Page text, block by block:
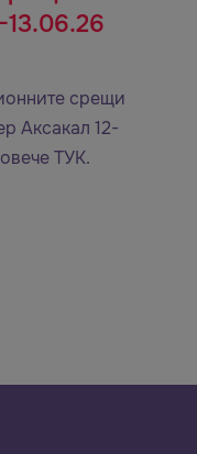
срещи
Аксакал 12-
ТУК.